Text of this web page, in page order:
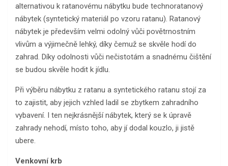
alternativou k ratanovému nábytku bude technoratanový
nábytek (syntetický materiál po vzoru ratanu). Ratanový
nábytek je především velmi odolný vůči povětrnostním
vlivům a výjimečně lehký, díky čemuž se skvěle hodí do
zahrad. Díky odolnosti vůči nečistotám a snadnému čištění
se budou skvěle hodit k jídlu.
Při výběru nábytku z ratanu a syntetického ratanu stojí za
to zajistit, aby jejich vzhled ladil se zbytkem zahradního
vybavení. I ten nejkrásnější nábytek, který se k úpravě
zahrady nehodí, místo toho, aby jí dodal kouzlo, ji jistě
ubere.
Venkovní krb